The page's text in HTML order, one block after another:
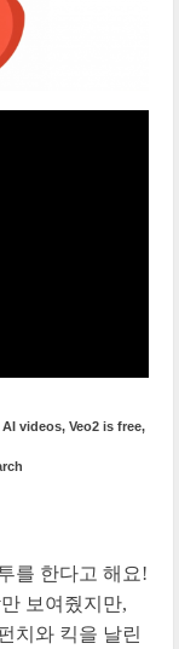
videos, Veo2 is free,
를 한다고 해요!
보여줬지만,
치와 킥을 날린